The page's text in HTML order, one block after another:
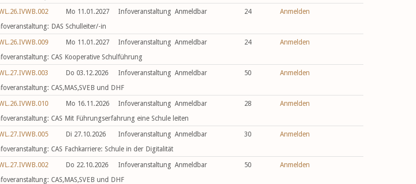
Mo 11.01.2027 Infoveranstaltung Anmeldbar 24
Anmelden
DAS Schulleiter/-in
Mo 11.01.2027 Infoveranstaltung Anmeldbar 24
Anmelden
CAS Kooperative Schulführung
Do 03.12.2026 Infoveranstaltung Anmeldbar 50
Anmelden
CAS,MAS,SVEB und DHF
Mo 16.11.2026 Infoveranstaltung Anmeldbar 28
Anmelden
CAS Mit Führungserfahrung eine Schule leiten
Di 27.10.2026 Infoveranstaltung Anmeldbar 30
Anmelden
CAS Fachkarriere: Schule in der Digitalität
Do 22.10.2026 Infoveranstaltung Anmeldbar 50
Anmelden
CAS,MAS,SVEB und DHF